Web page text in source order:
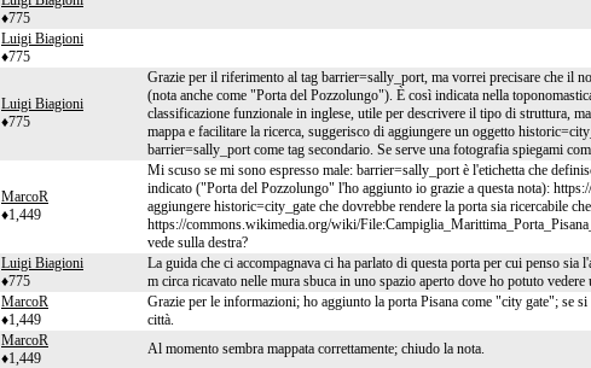
♦775
Luigi Biagioni
♦775
Luigi Biagioni
♦775
Grazie per il riferimento al tag barrier=sally_port, ma vorrei precisare che il
(nota anche come "Porta del Pozzolungo"). È così indicata nella
classificazione funzionale in inglese, utile per descrivere il tipo di struttura,
mappa e facilitare la ricerca, suggerisco di aggiungere un oggetto
barrier=sally_port come tag secondario. Se serve una fotografia spiegami
MarcoR
♦1,449
Mi scuso se mi sono espresso male: barrier=sally_port è l'etichetta che
indicato ("Porta del Pozzolungo" l'ho aggiunto io grazie a questa nota):
aggiungere historic=city_gate che dovrebbe rendere la porta sia ricercabile
https://commons.wikimedia.org/wiki/
vede sulla destra?
Luigi Biagioni
♦775
La guida che ci accompagnava ci ha parlato di questa porta per cui penso
m circa ricavato nelle mura sbuca in uno spazio aperto dove ho potuto
MarcoR
♦1,449
Grazie per le informazioni; ho aggiunto la porta Pisana come "city gate"; se
città.
MarcoR
♦1,449
Al momento sembra mappata correttamente; chiudo la nota.